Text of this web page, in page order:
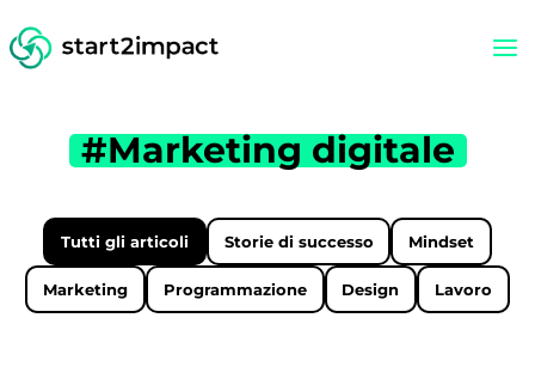
#Marketing digitale
Tutti gli articoli Storie di successo Mindset
Marketing Programmazione Design Lavoro